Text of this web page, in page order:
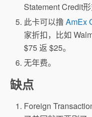
Statement Credit形
此卡可以撸AmEx
家折扣，比如
$75 返 $25。
无年费。
缺点
Foreign